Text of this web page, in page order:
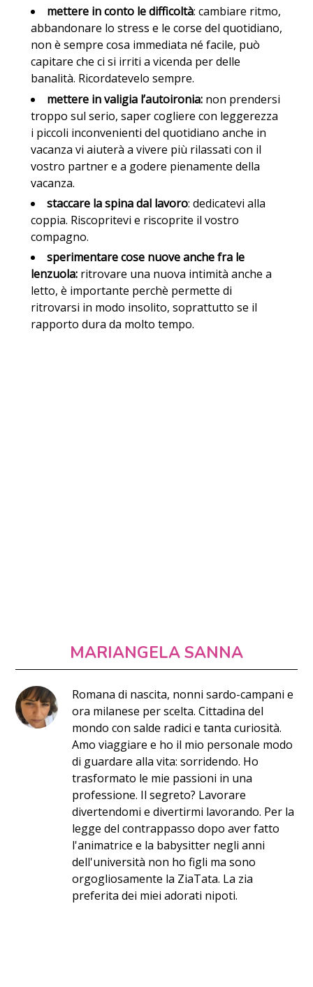
mettere in conto le difficoltà: cambiare ritmo,
abbandonare lo stress e le corse del quotidiano,
non è sempre cosa immediata né facile, può
capitare che ci si irriti a vicenda per delle
banalità. Ricordatevelo sempre.
mettere in valigia l’autoironia:non prendersi
troppo sul serio, saper cogliere con leggerezza
i piccoli inconvenienti del quotidiano anche in
vacanza vi aiuterà a vivere più rilassati con il
vostro partner e a godere pienamente della
vacanza.
staccare la spina dal lavoro: dedicatevi alla
coppia. Riscopritevi e riscoprite il vostro
compagno.
sperimentare cose nuove anche fra le
lenzuola:ritrovare una nuova intimità anche a
letto, è importante perchè permette di
ritrovarsi in modo insolito, soprattutto se il
rapporto dura da molto tempo.
MARIANGELA SANNA
Romana di nascita, nonni sardo-campani e
ora milanese per scelta. Cittadina del
mondo con salde radici e tanta curiosità.
Amo viaggiare e ho il mio personale modo
di guardare alla vita: sorridendo. Ho
trasformato le mie passioni in una
professione. Il segreto? Lavorare
divertendomi e divertirmi lavorando. Per la
legge del contrappasso dopo aver fatto
l'animatrice e la babysitter negli anni
dell'università non ho figli ma sono
orgogliosamente la ZiaTata. La zia
preferita dei miei adorati nipoti.